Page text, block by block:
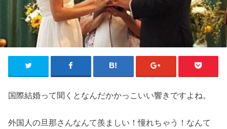
国際結婚って聞くとなんだかかっこいい響きですよね。
外国人の旦那さんなんて羨ましい！憧れちゃう！なんて